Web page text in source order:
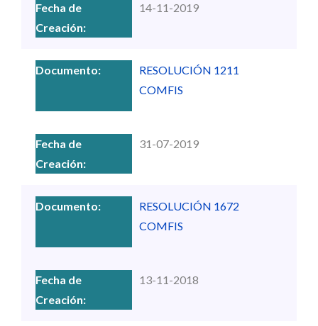
14-11-2019
RESOLUCIÓN 1211
COMFIS
31-07-2019
RESOLUCIÓN 1672
COMFIS
13-11-2018